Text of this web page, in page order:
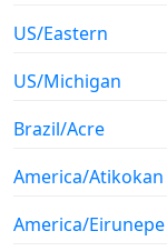
US/Eastern
US/Michigan
Brazil/Acre
America/Atikokan
America/Eirunepe